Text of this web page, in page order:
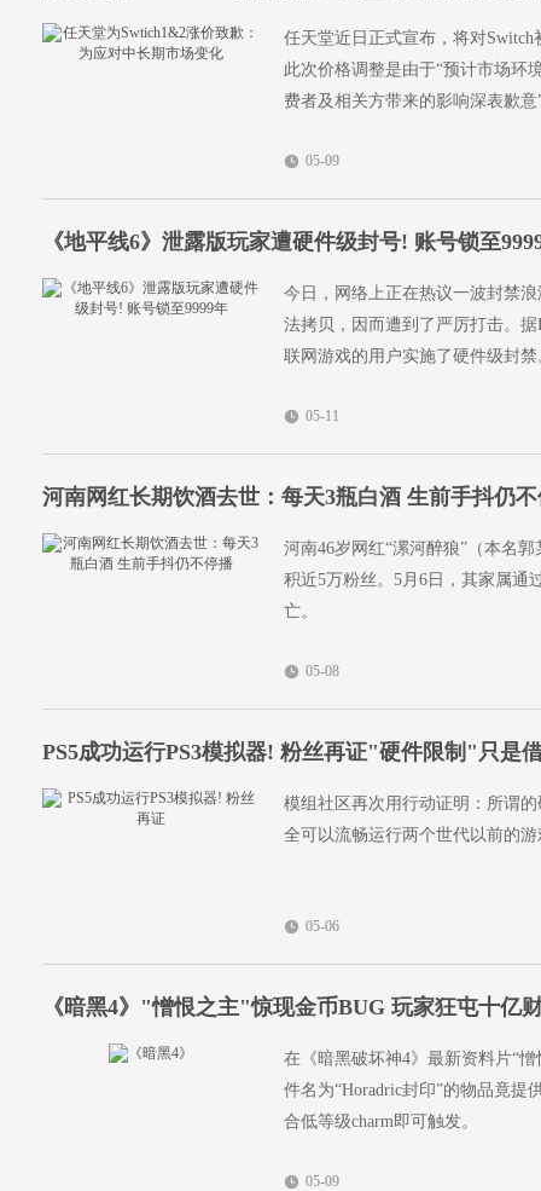
任天堂近日正式宣布，将对
此次价格调整是由于“预计市场环
费者及相关方带来的影响深表歉意
05-09
《地平线6》泄露版玩家遭硬件级封号! 账号锁至
今日，网络上正在热议一波封禁
法拷贝，因而遭到了严厉打击。
联网游戏的用户实施了硬件级封禁
05-11
河南网红长期饮酒去世：每天3瓶白酒 生前手抖仍
河南46岁网红“漯河醉狼”（本名
积近5万粉丝。5月6日，其家属通
亡。
05-08
PS5成功运行PS3模拟器! 粉丝再证"硬件限制"只是
模组社区再次用行动证明：所谓
全可以流畅运行两个世代以前的游
05-06
《暗黑4》"憎恨之主"惊现金币BUG 玩家狂屯十亿
在《暗黑破坏神4》最新资料片“
件名为“Horadric封印”的物品竟提
合低等级charm即可触发。
05-09